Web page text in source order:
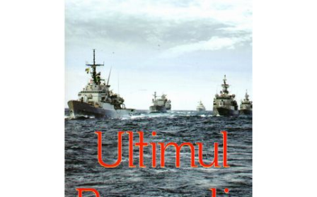
Dezvoltare Spirituala
New Illuminati Files
Numerologie
Paranormal
Parapsihologie